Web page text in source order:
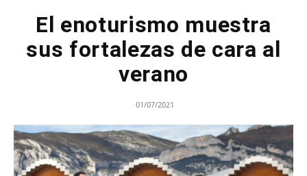
El enoturismo muestra
sus fortalezas de cara al
verano
01/07/2021